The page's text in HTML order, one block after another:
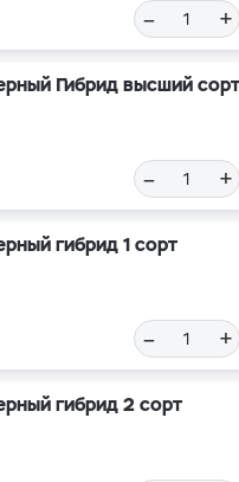
– +
Гибрид высший сорт
– +
гибрид 1 сорт
– +
гибрид 2 сорт